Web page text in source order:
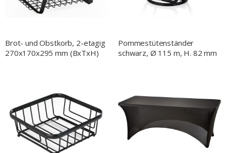
Brot- und Obstkorb, 2-etagig
270x170x295 mm (BxTxH)
Pommestütenständer
schwarz, Ø 115 m, H. 82 mm